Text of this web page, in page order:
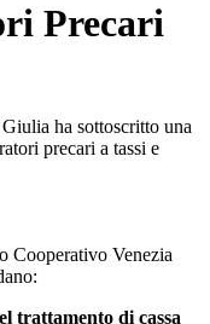
Precari
ha sottoscritto una
precari a tassi e
Cooperativo Venezia
trattamento di cassa